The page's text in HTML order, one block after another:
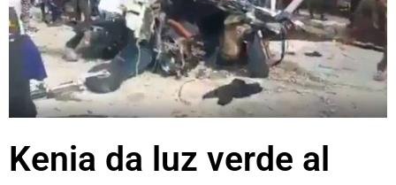
Kenia da luz verde al